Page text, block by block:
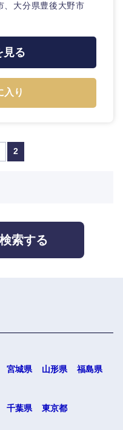
宮崎県
沖縄県
、大分県豊後大野市
見る
入り
2
索する
宮城県 山形県 福島県
千葉県
東京都